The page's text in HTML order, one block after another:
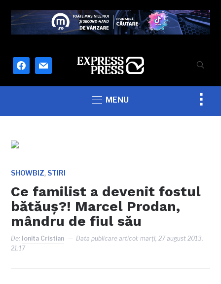
facebook
mail
MENU
SHOWBIZ, STIRI
Ce familist a devenit fostul
bătăuş?! Marcel Prodan,
mândru de fiul său
De: Ionita Cristian Data publicare articol:marți, 27 august 2013,
21:17